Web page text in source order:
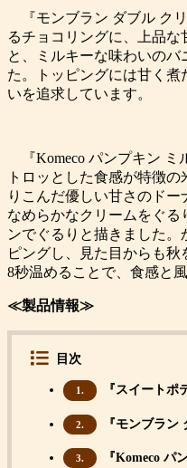
『モンブラン ダブル ク
るチョコリングに、上品
と、ミルキーな味わいの
た。トッピングには甘く
いを追求しています。
『Komeco パンプキン ミ
トロッとした食感が特徴
りこんだ優しい甘さのド
なめらかなクリームをぐる
ンでぐるりと描きました
ピングし、見た目からも
8秒温めることで、食感と
≪製品情報≫
目次
1. 『スイートポ
2. 『モンブラン
3. 『Komeco パ